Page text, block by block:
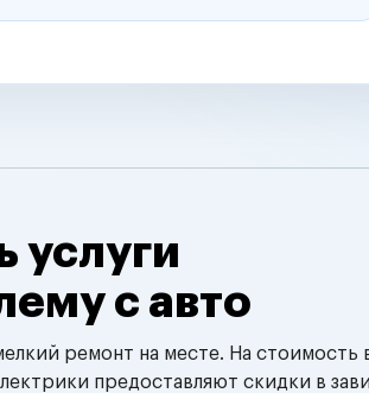
услуги
с авто
ремонт на месте. На стоимость
предоставляют скидки в